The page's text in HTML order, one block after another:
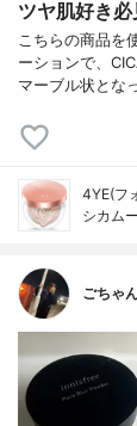
ツヤ肌好き
こちらの商品を
ーションで、
マーブル状とな
4YE(フ
シカム
ごちゃ